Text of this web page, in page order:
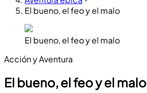
El bueno, el feo y el malo
El bueno, el feo y el malo
Acción y Aventura
El bueno, el feo y el malo